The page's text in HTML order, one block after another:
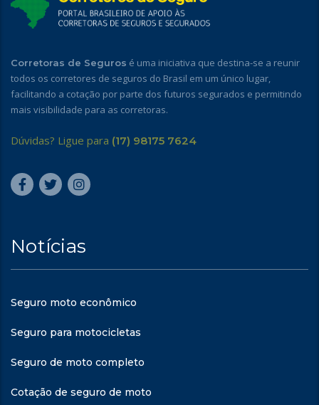
Corretoras de Seguros é uma iniciativa que destina-se a reunir
todos os corretores de seguros do Brasil em um único lugar,
facilitando a cotação por parte dos futuros segurados e permitindo
mais visibilidade para as corretoras.
Dúvidas? Ligue para (17) 98175 7624
Notícias
Seguro moto econômico
Seguro para motocicletas
Seguro de moto completo
Cotação de seguro de moto